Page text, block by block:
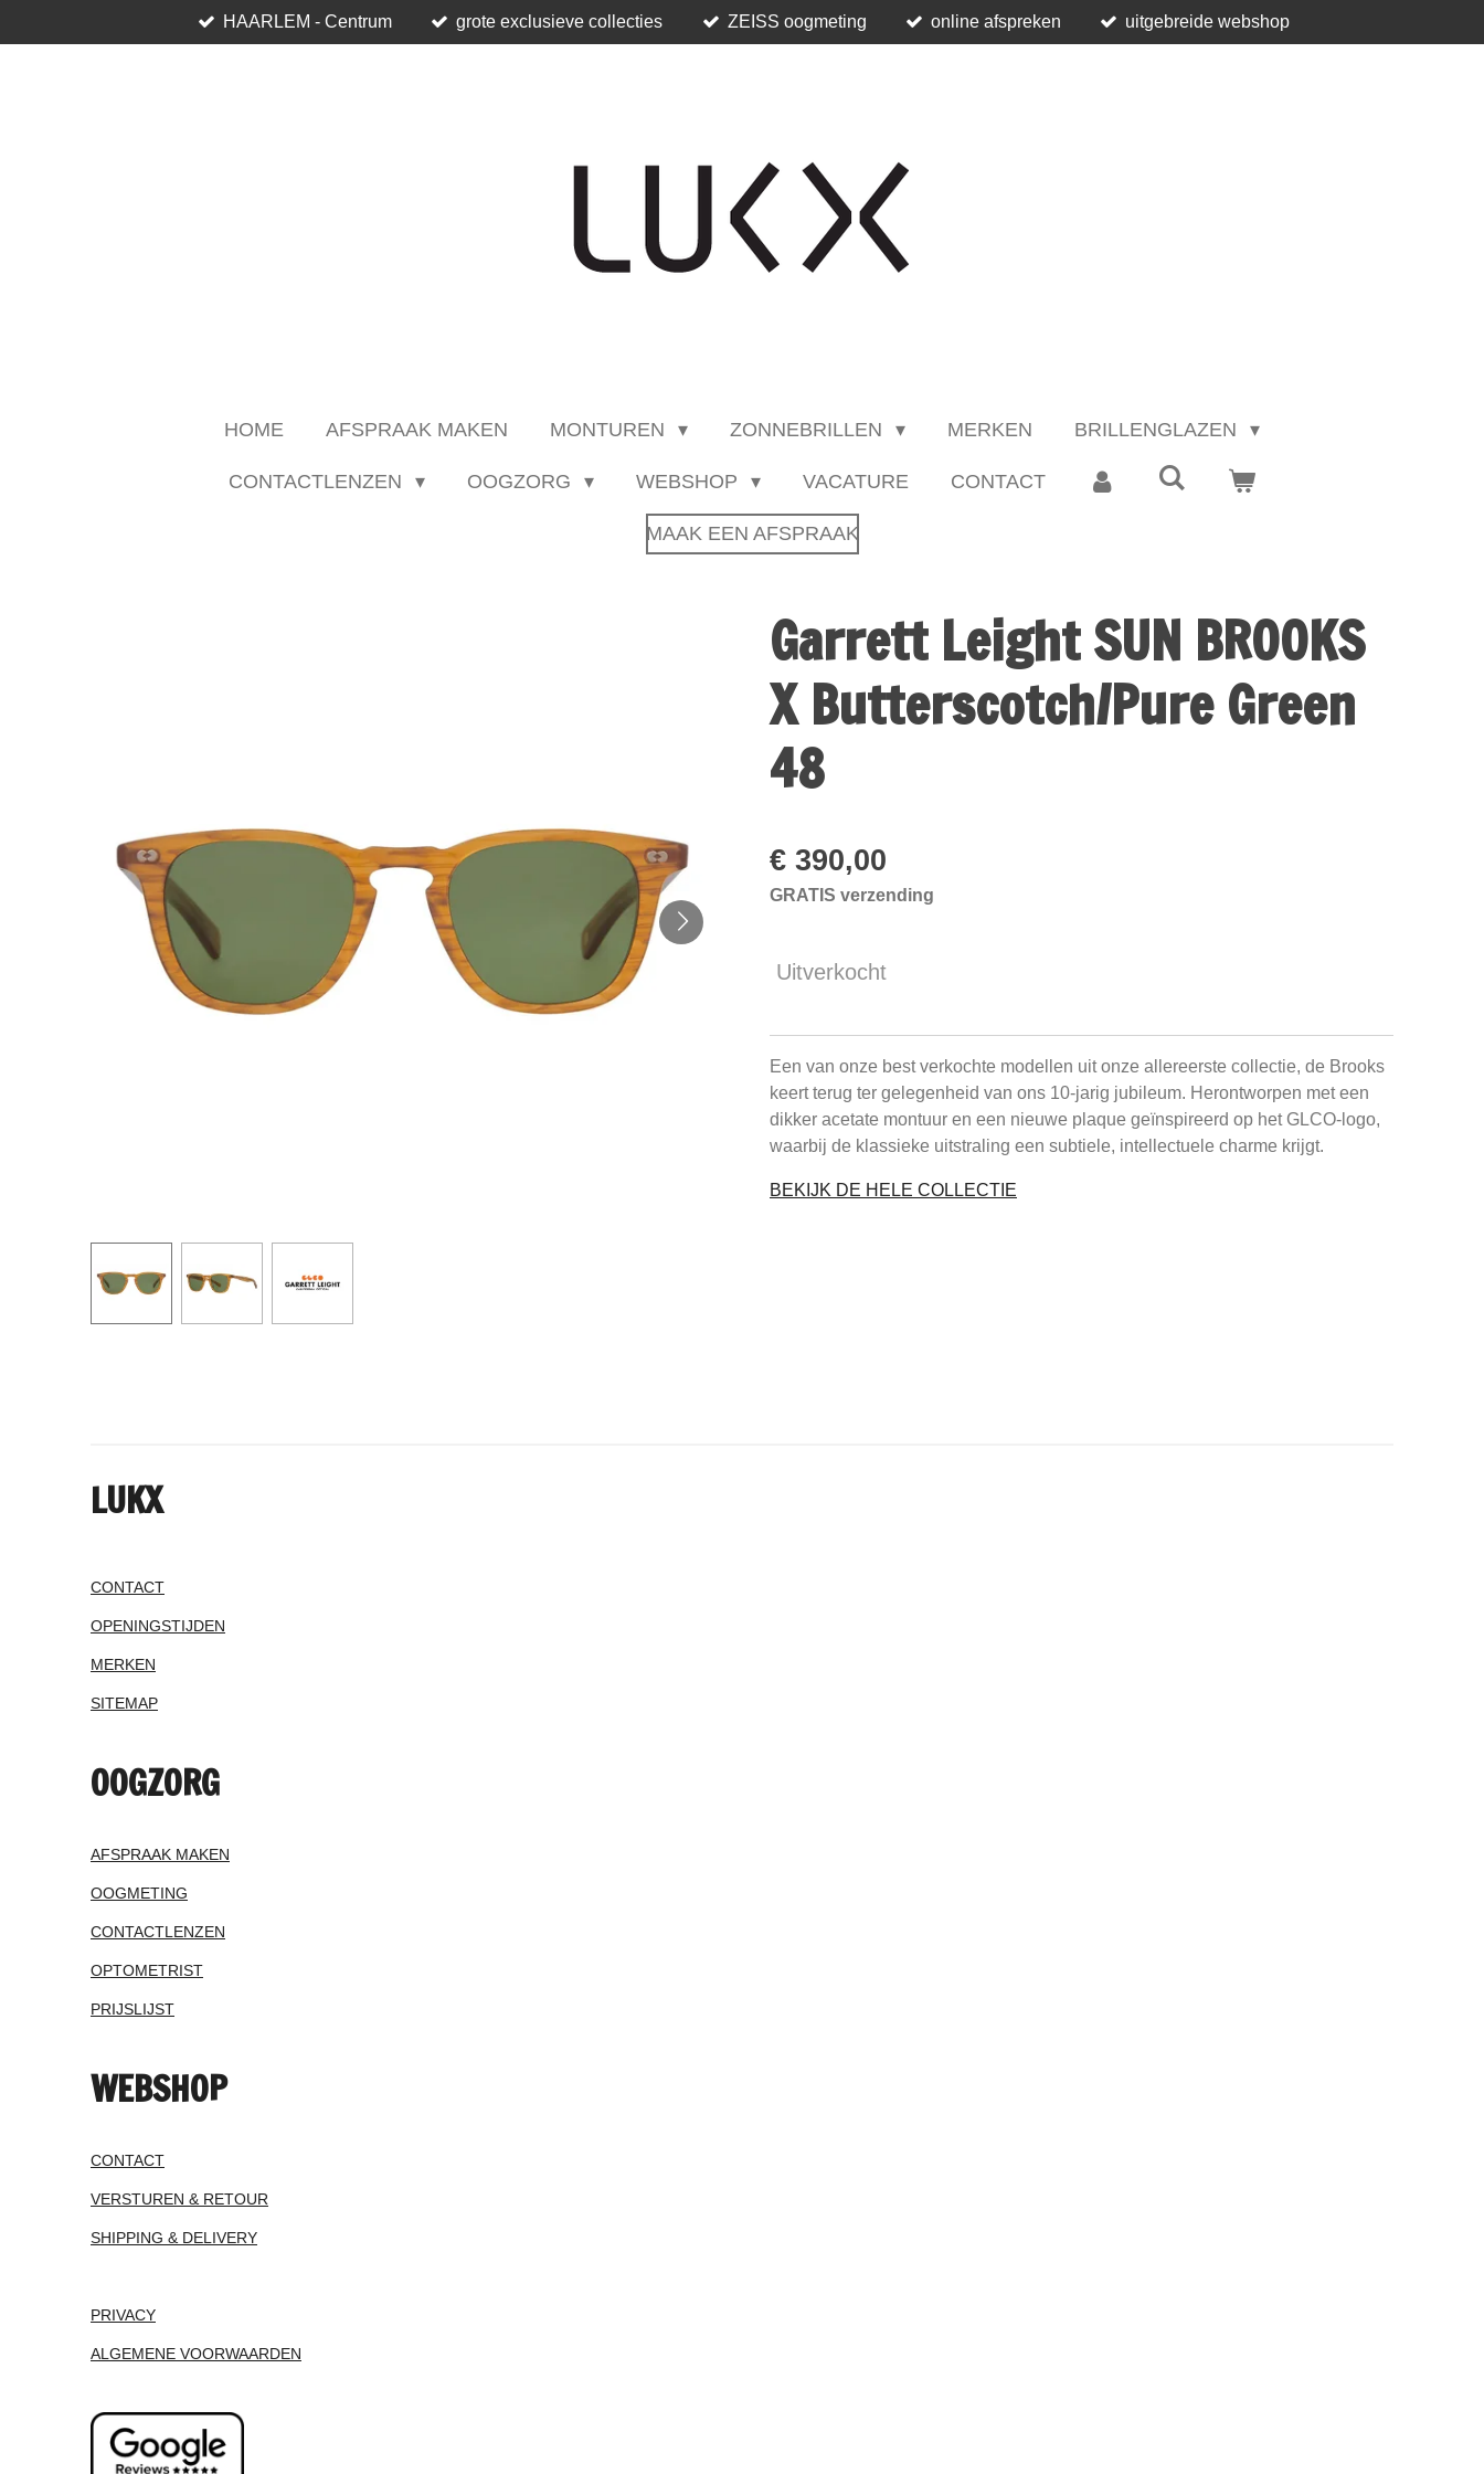
direct
HAARLEM - Centrum grote exclusieve collecties ZEISS oogmeting online afspreken uitgebreide webshop
HOME AFSPRAAK MAKEN MONTUREN ZONNEBRILLEN MERKEN BRILLENGLAZEN
CONTACTLENZEN OOGZORG WEBSHOP VACATURE CONTACT
MAAK EEN AFSPRAAK
Garrett Leight SUN BROOKS
X Butterscotch/Pure Green
48
€ 390,00
GRATIS verzending
Uitverkocht
Een van onze best verkochte modellen uit onze allereerste collectie, de Brooks
keert terug ter gelegenheid van ons 10-jarig jubileum. Herontworpen met een
dikker acetate montuur en een nieuwe plaque geïnspireerd op het GLCO-logo,
waarbij de klassieke uitstraling een subtiele, intellectuele charme krijgt.
BEKIJK DE HELE COLLECTIE
LUKX
CONTACT
OPENINGSTIJDEN
MERKEN
SITEMAP
OOGZORG
AFSPRAAK MAKEN
OOGMETING
CONTACTLENZEN
OPTOMETRIST
PRIJSLIJST
WEBSHOP
CONTACT
VERSTUREN & RETOUR
SHIPPING & DELIVERY
PRIVACY
ALGEMENE VOORWAARDEN